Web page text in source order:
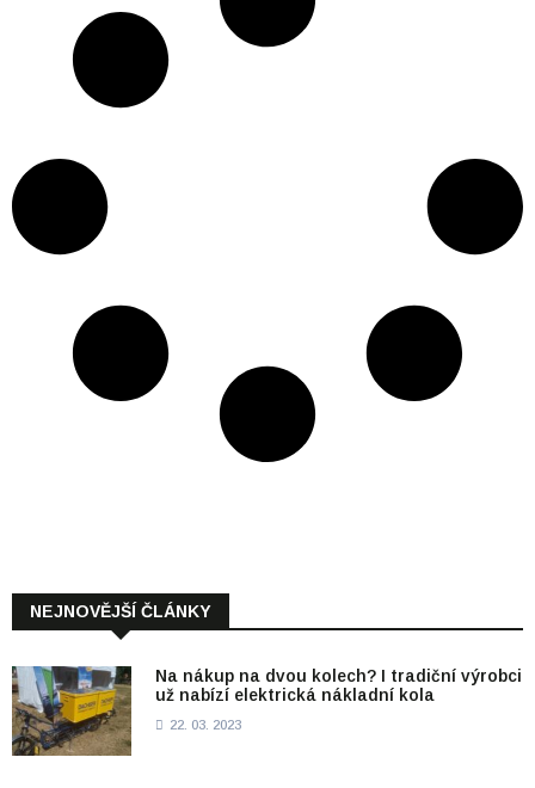
NEJNOVĚJŠÍ ČLÁNKY
Na nákup na dvou kolech? I tradiční výrobci
už nabízí elektrická nákladní kola
22. 03. 2023